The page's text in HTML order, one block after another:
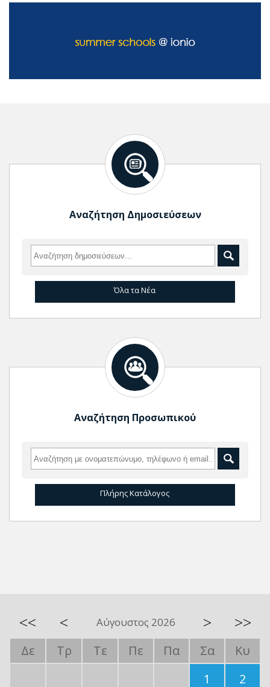
Αναζήτηση Δημοσιεύσεων
Όλα τα Νέα
Αναζήτηση Προσωπικού
Πλήρης Κατάλογος
<< < Αύγουστος 2026 > >>
Δε Τρ Τε Πε Πα Σα
Κυ
1
2